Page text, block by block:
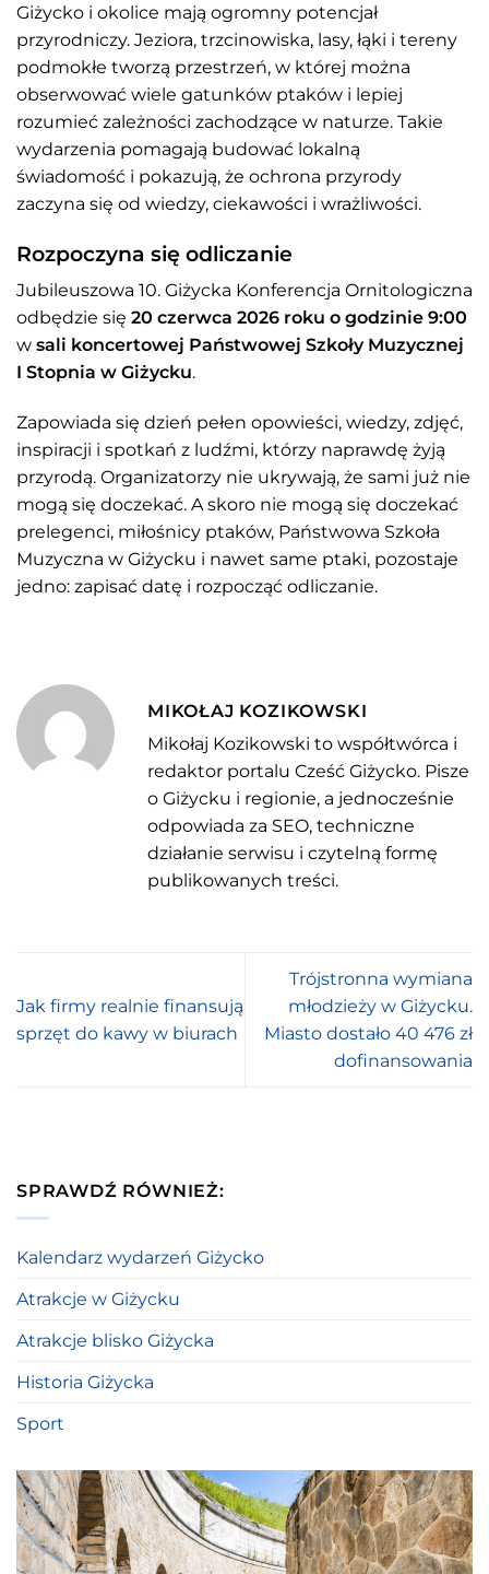
Giżycko i okolice mają ogromny potencjał
przyrodniczy. Jeziora, trzcinowiska, lasy, łąki i tereny
podmokłe tworzą przestrzeń, w której można
obserwować wiele gatunków ptaków i lepiej
rozumieć zależności zachodzące w naturze. Takie
wydarzenia pomagają budować lokalną
świadomość i pokazują, że ochrona przyrody
zaczyna się od wiedzy, ciekawości i wrażliwości.
Rozpoczyna się odliczanie
Jubileuszowa 10. Giżycka Konferencja Ornitologiczna
odbędzie się 20 czerwca 2026 roku o godzinie 9:00
w sali koncertowej Państwowej Szkoły Muzycznej
I Stopnia w Giżycku.
Zapowiada się dzień pełen opowieści, wiedzy, zdjęć,
inspiracji i spotkań z ludźmi, którzy naprawdę żyją
przyrodą. Organizatorzy nie ukrywają, że sami już nie
mogą się doczekać. A skoro nie mogą się doczekać
prelegenci, miłośnicy ptaków, Państwowa Szkoła
Muzyczna w Giżycku i nawet same ptaki, pozostaje
jedno: zapisać datę i rozpocząć odliczanie.
MIKOŁAJ KOZIKOWSKI
Mikołaj Kozikowski to współtwórca i
redaktor portalu Cześć Giżycko. Pisze
o Giżycku i regionie, a jednocześnie
odpowiada za SEO, techniczne
działanie serwisu i czytelną formę
publikowanych treści.
Jak firmy realnie finansują
sprzęt do kawy w biurach
Trójstronna wymiana
młodzieży w Giżycku.
Miasto dostało 40 476 zł
dofinansowania
SPRAWDŹ RÓWNIEŻ:
Kalendarz wydarzeń Giżycko
Atrakcje w Giżycku
Atrakcje blisko Giżycka
Historia Giżycka
Sport